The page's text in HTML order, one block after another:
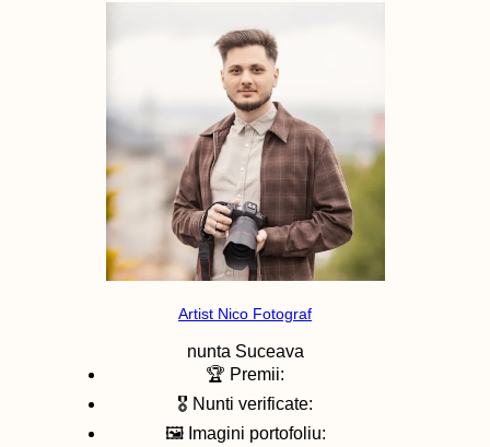
Artist Nico Fotograf
nunta Suceava
🏆 Premii:
🎖️ Nunti verificate:
🖼️ Imagini portofoliu: